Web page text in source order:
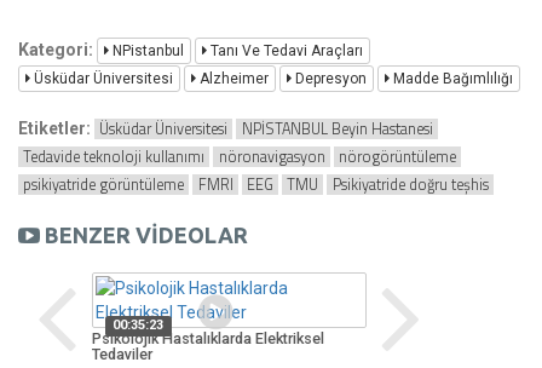
Kategori: NPistanbul
Tanı Ve Tedavi Araçları
Üsküdar Üniversitesi
Alzheimer Depresyon Madde Bağımlılığı
Etiketler: Üsküdar Üniversitesi
NPİSTANBUL Beyin Hastanesi
Tedavide teknoloji kullanımı
nöronavigasyon
nörogörüntüleme
psikiyatride görüntüleme
FMRI EEG TMU Psikiyatride doğru teşhis
BENZER VİDEOLAR
00:35:23
Psikolojik Hastalıklarda Elektriksel
Tedaviler